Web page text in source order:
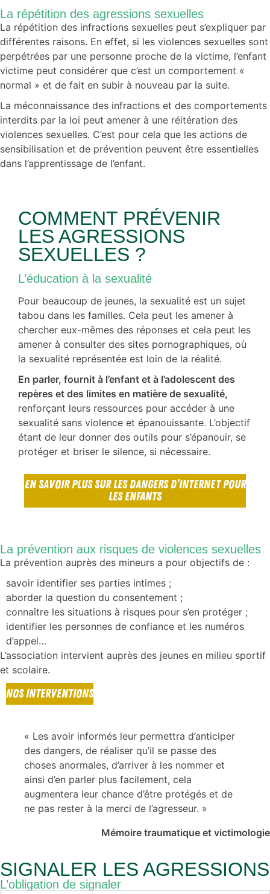
La répétition des agressions sexuelles
La répétition des infractions sexuelles peut s’expliquer par
différentes raisons. En effet, si les violences sexuelles sont
perpétrées par une personne proche de la victime, l’enfant
victime peut considérer que c’est un comportement «
normal » et de fait en subir à nouveau par la suite.
La méconnaissance des infractions et des comportements
interdits par la loi peut amener à une réitération des
violences sexuelles. C’est pour cela que les actions de
sensibilisation et de prévention peuvent être essentielles
dans l’apprentissage de l’enfant.
COMMENT PRÉVENIR
LES AGRESSIONS
SEXUELLES ?
L’éducation à la sexualité
Pour beaucoup de jeunes, la sexualité est un sujet
tabou dans les familles. Cela peut les amener à
chercher eux-mêmes des réponses et cela peut les
amener à consulter des sites pornographiques, où
la sexualité représentée est loin de la réalité.
En parler, fournit à l’enfant et à l’adolescent des
repères et des limites en matière de sexualité,
renforçant leurs ressources pour accéder à une
sexualité sans violence et épanouissante. L’objectif
étant de leur donner des outils pour s’épanouir, se
protéger et briser le silence, si nécessaire.
EN SAVOIR PLUS SUR LES DANGERS D’INTERNET POUR
LES ENFANTS
La prévention aux risques de violences sexuelles
La prévention auprès des mineurs a pour objectifs de :
savoir identifier ses parties intimes ;
aborder la question du consentement ;
connaître les situations à risques pour s’en protéger ;
identifier les personnes de confiance et les numéros
d’appel…
L’association intervient auprès des jeunes en milieu sportif
et scolaire.
NOS INTERVENTIONS
« Les avoir informés leur permettra d’anticiper
des dangers, de réaliser qu’il se passe des
choses anormales, d’arriver à les nommer et
ainsi d’en parler plus facilement, cela
augmentera leur chance d’être protégés et de
ne pas rester à la merci de l’agresseur. »
Mémoire traumatique et victimologie
SIGNALER LES AGRESSIONS
L’obligation de signaler